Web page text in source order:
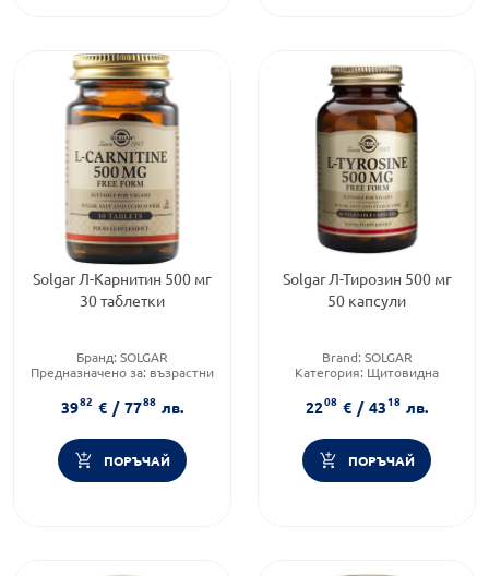
Solgar Л-Карнитин 500 мг
30 таблетки
Бранд: SOLGAR
Предназначено за: възрастни
3982 € / 7788 лв.
ПОРЪЧАЙ
Solgar Л-Тирозин 500 мг
50 капсули
Brand: SOLGAR
Категория: Щитовидна
Форма на продукта: капсули
2208 € / 4318 лв.
ПОРЪЧАЙ